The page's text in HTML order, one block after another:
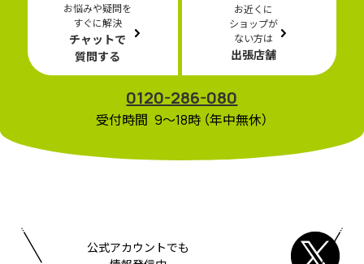
お悩みや疑問を
すぐに解決
チャットで
質問する
お近くに
ショップが
ない方は
出張店舗
0120-286-080
受付時間 9〜18時 （年中無休）
公式アカウントでも